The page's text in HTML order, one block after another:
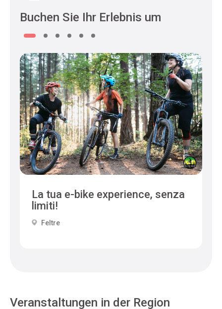
Buchen Sie Ihr Erlebnis um
La tua e-bike experience, senza
limiti!
Feltre
Veranstaltungen in der Region